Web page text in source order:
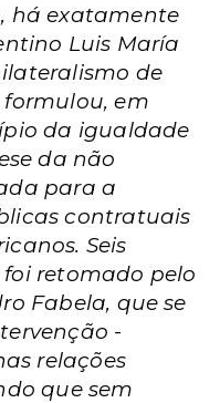
há exatamente
Luis María
de
formulou, em
da igualdade
da não
para a
contratuais
Seis
retomado pelo
Fabela, que se
-
relações
que sem